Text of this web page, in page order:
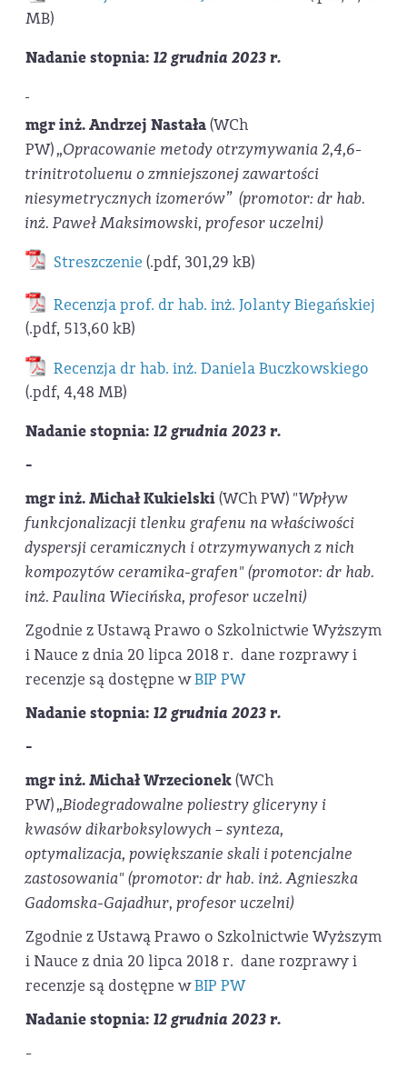
MB)
Nadanie stopnia: 12 grudnia 2023 r.
mgr inż. Andrzej Nastała(WCh
PW)„Opracowanie metody otrzymywania 2,4,6-
trinitrotoluenu o zmniejszonej zawartości
niesymetrycznych izomerów” (promotor: dr hab.
inż. Paweł Maksimowski, profesor uczelni)
Streszczenie (.pdf, 301,29 kB)
Recenzja prof. dr hab. inż. Jolanty Biegańskiej
(.pdf, 513,60 kB)
Recenzja dr hab. inż. Daniela Buczkowskiego
(.pdf, 4,48 MB)
Nadanie stopnia: 12 grudnia 2023 r.
-
mgr inż. Michał Kukielski(WCh PW) "Wpływ
funkcjonalizacji tlenku grafenu na właściwości
dyspersji ceramicznych i otrzymywanych z nich
kompozytów ceramika-grafen" (promotor: dr hab.
inż. Paulina Wiecińska, profesor uczelni)
Zgodnie z Ustawą Prawo o Szkolnictwie Wyższym
i Nauce z dnia 20 lipca 2018 r. dane rozprawy i
recenzje są dostępne wBIP PW
Nadanie stopnia: 12 grudnia 2023 r.
-
mgr inż. Michał Wrzecionek(WCh
PW)„Biodegradowalne poliestry gliceryny i
kwasów dikarboksylowych – synteza,
optymalizacja, powiększanie skali i potencjalne
zastosowania" (promotor: dr hab. inż. Agnieszka
Gadomska-Gajadhur, profesor uczelni)
Zgodnie z Ustawą Prawo o Szkolnictwie Wyższym
i Nauce z dnia 20 lipca 2018 r. dane rozprawy i
recenzje są dostępne wBIP PW
Nadanie stopnia: 12 grudnia 2023 r.
-